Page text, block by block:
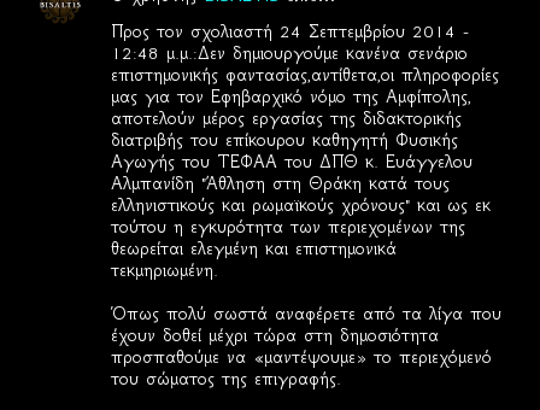
Προς τον σχολιαστή 24 Σεπτεμβρίου 2014 -
12:48 μ.μ.:Δεν δημιουργούμε κανένα σενάριο
επιστημονικής φαντασίας,αντίθετα,οι πληροφορίες
μας για τον Εφηβαρχικό νόμο της Αμφίπολης,
αποτελούν μέρος εργασίας της διδακτορικής
διατριβής του επίκουρου καθηγητή Φυσικής
Αγωγής του ΤΕΦΑΑ του ΔΠΘ κ. Ευάγγελου
Αλμπανίδη "Άθληση στη Θράκη κατά τους
ελληνιστικούς και ρωμαϊκούς χρόνους" και ως εκ
τούτου η εγκυρότητα των περιεχομένων της
θεωρείται ελεγμένη και επιστημονικά
τεκμηριωμένη.
Όπως πολύ σωστά αναφέρετε από τα λίγα που
έχουν δοθεί μέχρι τώρα στη δημοσιότητα
προσπαθούμε να «μαντέψουμε» το περιεχόμενό
του σώματος της επιγραφής.